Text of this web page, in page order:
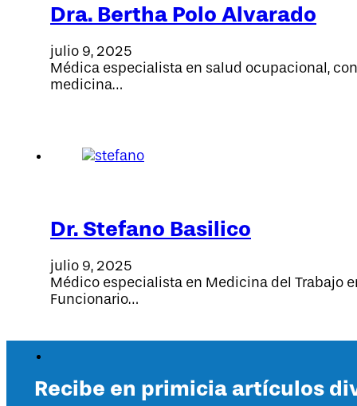
Dra. Bertha Polo Alvarado
julio 9, 2025
Médica especialista en salud ocupacional,
medicina…
Dr. Stefano Basilico
julio 9, 2025
Médico especialista en Medicina del Trabajo
Funcionario…
Recibe en primicia artículos